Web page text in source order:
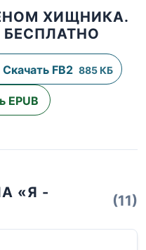
ХИЩНИКА.
Скачать FB2 885 КБ
EPUB
«Я -
(11)